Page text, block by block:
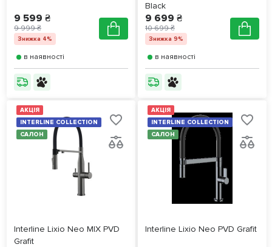
9 599 ₴
9 999 ₴
Знижка 4%
в наявності
Black
9 699 ₴
10 699 ₴
Знижка 9%
в наявності
АКЦІЯ
INTERLINE COLLECTION
САЛОН
Interline Lixio Neo MIX PVD
Grafit
АКЦІЯ
INTERLINE COLLECTION
САЛОН
Interline Lixio Neo PVD Grafit